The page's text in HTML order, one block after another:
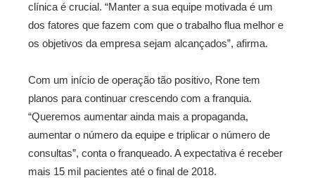
clínica é crucial. “Manter a sua equipe motivada é um
dos fatores que fazem com que o trabalho flua melhor e
os objetivos da empresa sejam alcançados”, afirma.
Com um início de operação tão positivo, Rone tem
planos para continuar crescendo com a franquia.
“Queremos aumentar ainda mais a propaganda,
aumentar o número da equipe e triplicar o número de
consultas”, conta o franqueado. A expectativa é receber
mais 15 mil pacientes até o final de 2018.